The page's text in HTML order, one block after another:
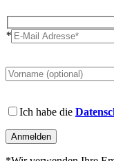
*
leave
empty.
leave
field
Ich habe die